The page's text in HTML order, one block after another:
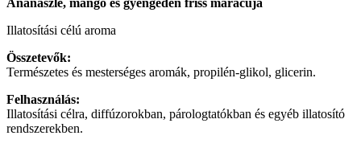
Ananászlé, mangó és gyengéden friss maracuja
Illatosítási célú aroma
Összetevők:
Természetes és mesterséges aromák, propilén-glikol, glicerin.
Felhasználás:
Illatosítási célra, diffúzorokban, párologtatókban és egyéb illatosító
rendszerekben.